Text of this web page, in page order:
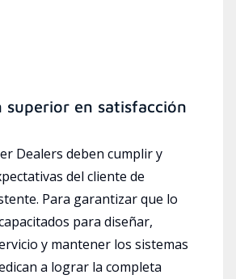
superior en satisfacción
Dealers deben cumplir y
del cliente de
Para garantizar que lo
para diseñar,
y mantener los sistemas
a lograr la completa